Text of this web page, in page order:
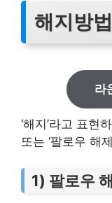
해지방
라
‘해지’라고 표현
또는 ‘팔로우 해
1) 팔로우